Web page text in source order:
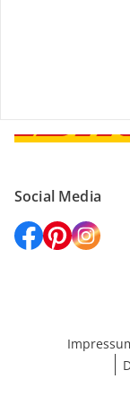
Social Media